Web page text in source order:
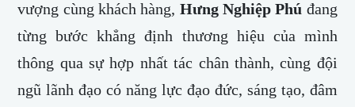
vượng cùng khách hàng, Hưng Nghiệp Phú đang
từng bước khẳng định thương hiệu của mình
thông qua sự hợp nhất tác chân thành, cùng đội
ngũ lãnh đạo có năng lực đạo đức, sáng tạo, đâm